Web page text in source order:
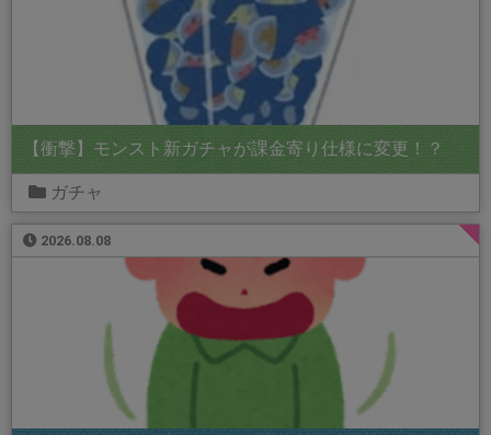
【衝撃】モンスト新ガチャが課金寄り仕様に変更！？
ガチャ
2026.08.08